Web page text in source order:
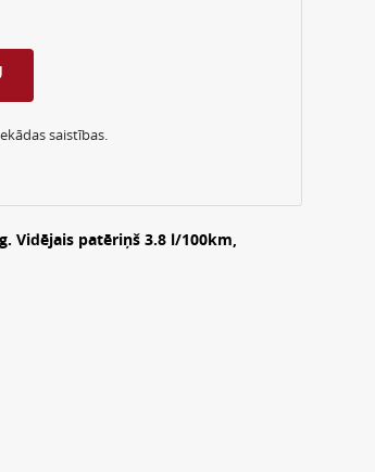
saistības.
Vidējais patēriņš 3.8 l/100km,